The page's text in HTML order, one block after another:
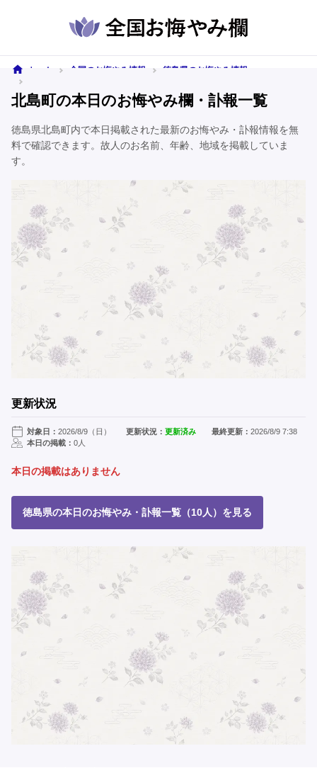
ホーム 全国のお悔やみ情報
徳島県のお悔やみ情報
北島町の本日のお悔やみ欄・訃報一覧
徳島県北島町内で本日掲載された最新のお悔やみ・訃報情報を無
料で確認できます。故人のお名前、年齢、地域を掲載していま
す。
更新状況
対象日： 2026/8/9（日） 更新状況：更新済み 最終更新： 2026/8/9 7:38
本日の掲載： 0人
本日の掲載はありません
徳島県の本日のお悔やみ・訃報一覧（10人）を見る